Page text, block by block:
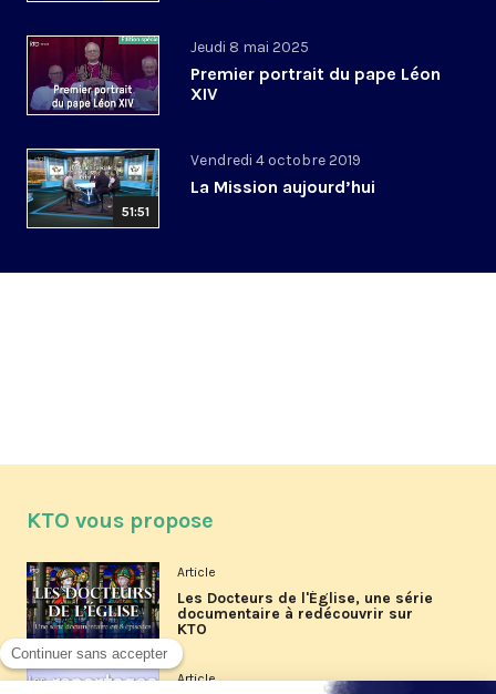
Jeudi 8 mai 2025
Premier portrait du pape Léon
XIV
51:51
Vendredi 4 octobre 2019
La Mission aujourd’hui
KTO vous propose
Article
Les Docteurs de l'Église, une série
documentaire à redécouvrir sur
KTO
Article